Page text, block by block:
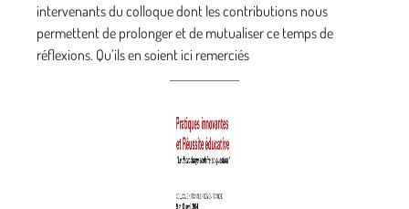
intervenants du colloque dont les contributions nous
permettent de prolonger et de mutualiser ce temps de
réflexions. Qu’ils en soient ici remerciés